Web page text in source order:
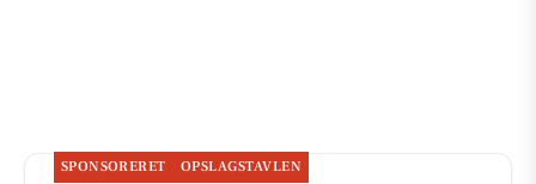
SPONSORERET OPSLAGSTAVLEN